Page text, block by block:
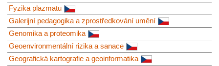
Fyzika plazmatu
Galerijní pedagogika a zprostředkování umění
Genomika a proteomika
Geoenvironmentální rizika a sanace
Geografická kartografie a geoinformatika